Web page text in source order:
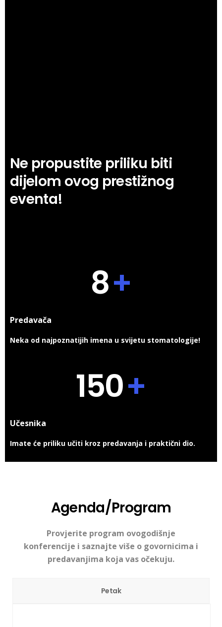
Ne propustite priliku biti
dijelom ovog prestižnog
eventa!
8+
Predavača
Neka od najpoznatijih imena u svijetu stomatologije!
150+
Učesnika
Imate će priliku učiti kroz predavanja i praktični dio.
Agenda/Program
Provjerite program ovogodišnje
konferencije i saznajte više o govornicima i
predavanjima koja vas očekuju.
Petak